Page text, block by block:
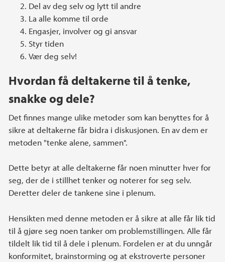
Del av deg selv og lytt til andre
La alle komme til orde
Engasjer, involver og gi ansvar
Styr tiden
Vær deg selv!
Hvordan få deltakerne til å tenke,
snakke og dele?
Det finnes mange ulike metoder som kan benyttes for å
sikre at deltakerne får bidra i diskusjonen. En av dem er
metoden "tenke alene, sammen".
Dette betyr at alle deltakerne får noen minutter hver for
seg, der de i stillhet tenker og noterer for seg selv.
Deretter deler de tankene sine i plenum.
Hensikten med denne metoden er å sikre at alle får lik tid
til å gjøre seg noen tanker om problemstillingen. Alle får
tildelt lik tid til å dele i plenum. Fordelen er at du unngår
konformitet, brainstorming og at ekstroverte personer